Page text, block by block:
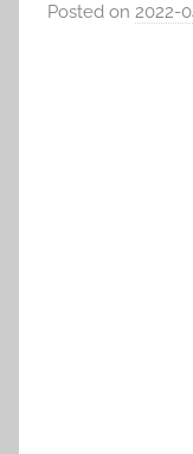
Posted on 2022-